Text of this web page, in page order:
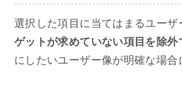
選択した項目に当てはまるユーザ
ゲットが求めていない項目を除外
にしたいユーザー像が明確な場合